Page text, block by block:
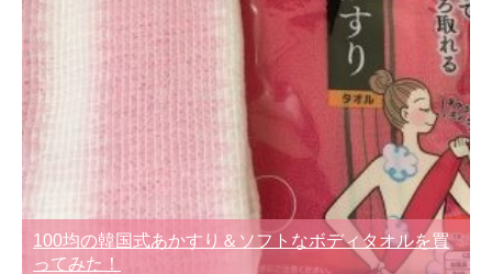
100均の韓国式あかすり＆ソフトなボディタオルを買
ってみた！